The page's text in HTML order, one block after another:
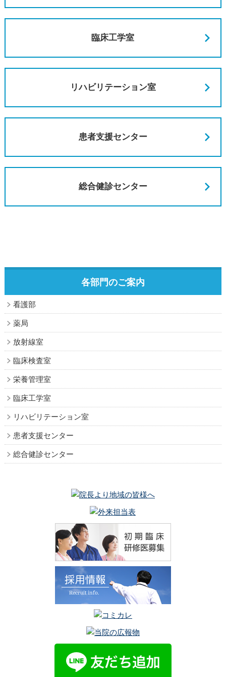
臨床工学室
リハビリテーション室
患者支援センター
総合健診センター
各部門のご案内
看護部
薬局
放射線室
臨床検査室
栄養管理室
臨床工学室
リハビリテーション室
患者支援センター
総合健診センター